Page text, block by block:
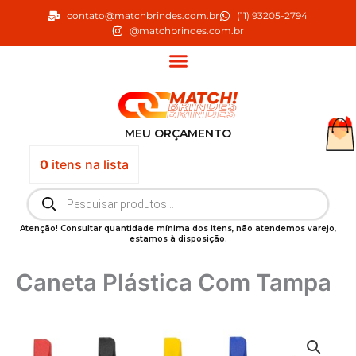
o
contato@matchbrindes.com.br
(11) 93205-2794
@matchbrindes.com.br
MEU ORÇAMENTO
0itens na lista
Pesquisar
produtos
Atenção! Consultar quantidade mínima dos itens, não atendemos varejo,
estamos à disposição.
Caneta Plástica Com Tampa